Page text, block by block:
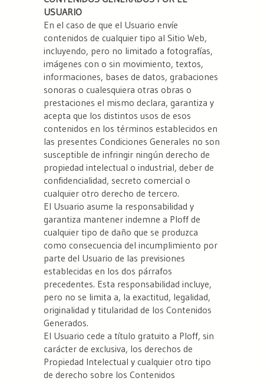
USUARIO
En el caso de que el Usuario envíe
contenidos de cualquier tipo al Sitio Web,
incluyendo, pero no limitado a fotografías,
imágenes con o sin movimiento, textos,
informaciones, bases de datos, grabaciones
sonoras o cualesquiera otras obras o
prestaciones el mismo declara, garantiza y
acepta que los distintos usos de esos
contenidos en los términos establecidos en
las presentes Condiciones Generales no son
susceptible de infringir ningún derecho de
propiedad intelectual o industrial, deber de
confidencialidad, secreto comercial o
cualquier otro derecho de tercero.
El Usuario asume la responsabilidad y
garantiza mantener indemne a Ploff de
cualquier tipo de daño que se produzca
como consecuencia del incumplimiento por
parte del Usuario de las previsiones
establecidas en los dos párrafos
precedentes. Esta responsabilidad incluye,
pero no se limita a, la exactitud, legalidad,
originalidad y titularidad de los Contenidos
Generados.
El Usuario cede a título gratuito a Ploff, sin
carácter de exclusiva, los derechos de
Propiedad Intelectual y cualquier otro tipo
de derecho sobre los Contenidos